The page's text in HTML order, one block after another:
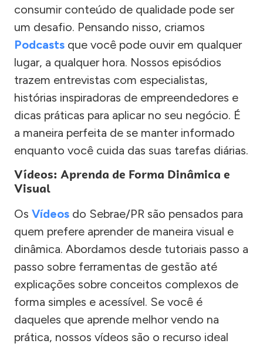
consumir conteúdo de qualidade pode ser
um desafio. Pensando nisso, criamos
Podcasts que você pode ouvir em qualquer
lugar, a qualquer hora. Nossos episódios
trazem entrevistas com especialistas,
histórias inspiradoras de empreendedores e
dicas práticas para aplicar no seu negócio. É
a maneira perfeita de se manter informado
enquanto você cuida das suas tarefas diárias.
Vídeos: Aprenda de Forma Dinâmica e
Visual
Os Vídeos do Sebrae/PR são pensados para
quem prefere aprender de maneira visual e
dinâmica. Abordamos desde tutoriais passo a
passo sobre ferramentas de gestão até
explicações sobre conceitos complexos de
forma simples e acessível. Se você é
daqueles que aprende melhor vendo na
prática, nossos vídeos são o recurso ideal